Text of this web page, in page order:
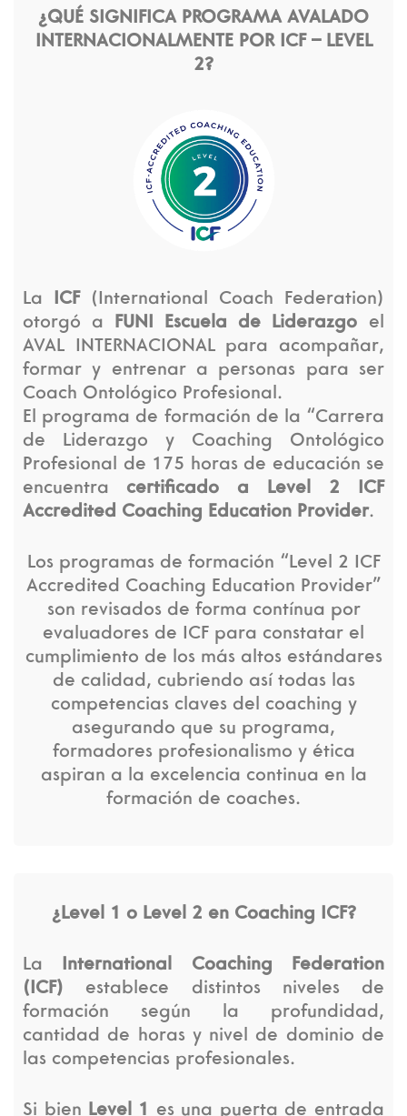
¿QUÉ SIGNIFICA PROGRAMA AVALADO
INTERNACIONALMENTE POR ICF – LEVEL
2?
La ICF(International Coach Federation)
otorgó a FUNI Escuela de Liderazgo el
AVAL INTERNACIONAL para acompañar,
formar y entrenar a personas para ser
Coach Ontológico Profesional.
El programa de formación de la “Carrera
de Liderazgo y Coaching Ontológico
Profesional de 175 horas de educación se
encuentra certificado a Level 2 ICF
Accredited Coaching Education Provider.
Los programas de formación “Level 2 ICF
Accredited Coaching Education Provider”
son revisados de forma contínua por
evaluadores de ICF para constatar el
cumplimiento de los más altos estándares
de calidad, cubriendo así todas las
competencias claves del coaching y
asegurando que su programa,
formadores profesionalismo y ética
aspiran a la excelencia continua en la
formación de coaches.
¿Level 1 o Level 2 en Coaching ICF?
La International Coaching Federation
(ICF) establece distintos niveles de
formación según la profundidad,
cantidad de horas y nivel de dominio de
las competencias profesionales.
Si bien Level 1 es una puerta de entrada